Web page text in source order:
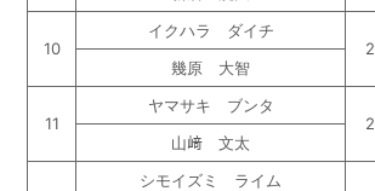
10
イクハラ ダイチ
2
幾原 大智
11
ヤマサキ ブンタ
2
山﨑 文太
シモイズミ ライム